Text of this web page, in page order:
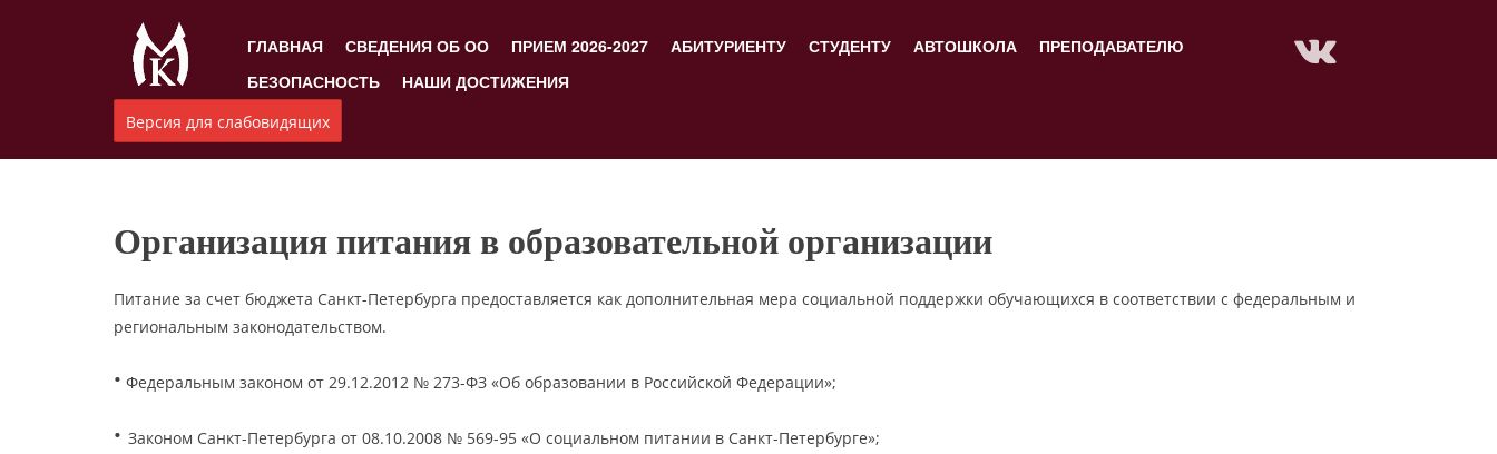
ГЛАВНАЯ СВЕДЕНИЯ ОБ ОО ПРИЕМ 2026-2027 АБИТУРИЕНТУ СТУДЕНТУ АВТОШКОЛА
ПРЕПОДАВАТЕЛЮ
БЕЗОПАСНОСТЬ
НАШИ ДОСТИЖЕНИЯ
Версия для слабовидящих
Организация питания в образовательной организации
Питание за счет бюджета Санкт-Петербурга предоставляется как дополнительная мера социальной поддержки обучающихся в соответствии с федеральным и
региональным законодательством.
· Федеральным законом от 29.12.2012 № 273-ФЗ «Об образовании в Российской Федерации»;
· Законом Санкт-Петербурга от 08.10.2008 № 569-95 «О социальном питании в Санкт-Петербурге»;